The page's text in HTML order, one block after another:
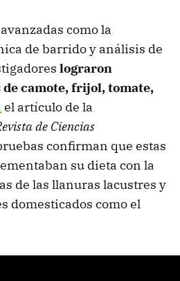
como la
de barrido y análisis de
lograron
camote, frijol, tomate,
el artículo de la
de Ciencias
confirman que estas
su dieta con la
de las llanuras lacustres y
domesticados como el